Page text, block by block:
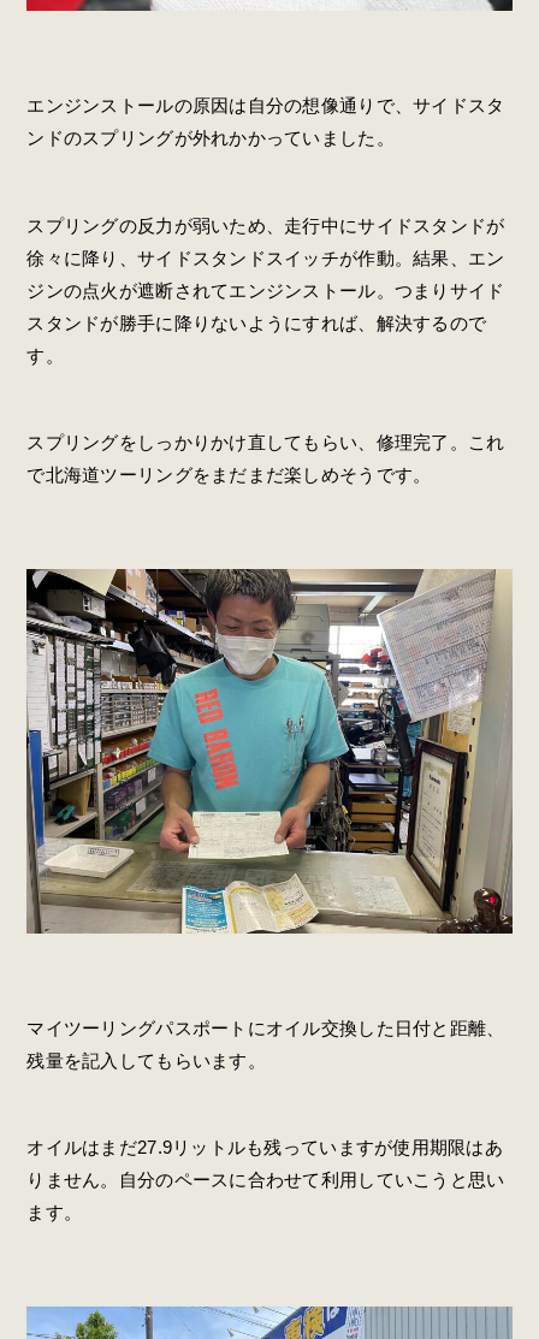
エンジンストールの原因は自分の想像通りで、サイドスタ
ンドのスプリングが外れかかっていました。
スプリングの反力が弱いため、走行中にサイドスタンドが
徐々に降り、サイドスタンドスイッチが作動。結果、エン
ジンの点火が遮断されてエンジンストール。つまりサイド
スタンドが勝手に降りないようにすれば、解決するので
す。
スプリングをしっかりかけ直してもらい、修理完了。これ
で北海道ツーリングをまだまだ楽しめそうです。
マイツーリングパスポートにオイル交換した日付と距離、
残量を記入してもらいます。
オイルはまだ27.9リットルも残っていますが使用期限はあ
りません。自分のペースに合わせて利用していこうと思い
ます。